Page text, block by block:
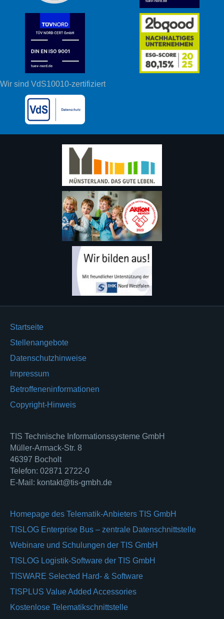
Wir sind VdS10010-zertifiziert
Startseite
Stellenangebote
Datenschutzhinweise
Impressum
Betroffeneninformationen
Copyright-Hinweis
TIS Technische Informationssysteme GmbH
Müller-Armack-Str. 8
46397 Bocholt
Telefon: 02871 2722-0
E-Mail: kontakt@tis-gmbh.de
Homepage des Telematik-Anbieters TIS GmbH
TISLOG Enterprise Bus – zentrale Datenschnittstelle
Webinare und Schulungen der TIS GmbH
TISLOG Logistik-Software der TIS GmbH
TISWARE Selected Hard- & Software
TISPLUS Value Added Accessories
Kostenlose Telematikschnittstelle